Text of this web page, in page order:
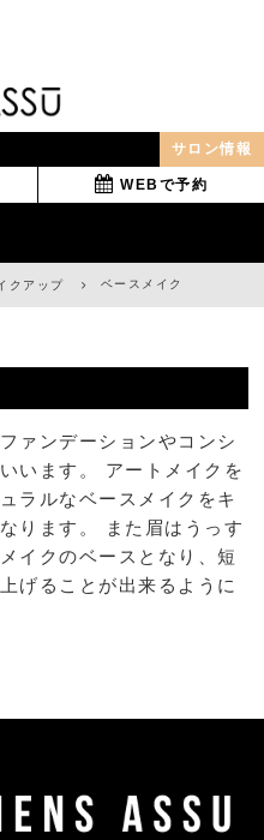
サロン情報
WEBで予約
クアップ ベースメイク
ァンデーションやコンシ
います。 アートメイクを
ラルなベースメイクをキ
ります。 また眉はうっす
イクのベースとなり、短
げることが出来るように